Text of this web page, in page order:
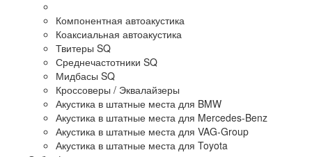
Компонентная автоакустика
Коаксиальная автоакустика
Твитеры SQ
Среднечастотники SQ
Мидбасы SQ
Кроссоверы / Эквалайзеры
Акустика в штатные места для BMW
Акустика в штатные места для Mercedes-Benz
Акустика в штатные места для VAG-Group
Акустика в штатные места для Toyota